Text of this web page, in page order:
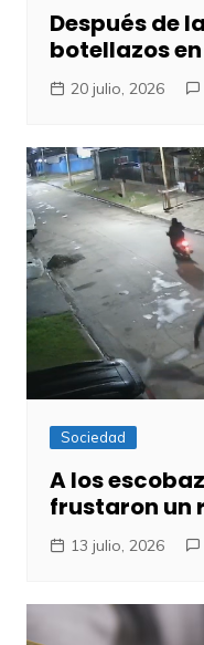
Después de
botellazos
20 julio, 2026
Sociedad
A los
frustaron un
13 julio, 2026